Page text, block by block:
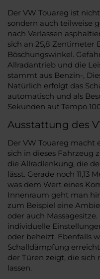
Der VW Touareg ist
sondern auch teilweise
nach Verlassen
sich an 25,8 Zentimeter
Böschungswinkel.
Allradantrieb und die
stammt aus Benzin-,
Natürlich erfolgt das
automatisch und als
Sekunden auf Tempo
Ausstattung des
Der VW Touareg macht
sich in dieses Fahrzeug
die Allradlenkung, die
lässt. Gerade noch 11,13
was dem Wert eines
Innenraum geht man
zum Beispiel eine
oder auch
individuelle
oder beheizt. Ebenfalls
Schalldämpfung
der Türen zeigt, die
lassen.